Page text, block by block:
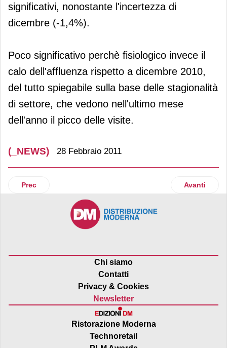
significativi, nonostante l'incertezza di
dicembre (-1,4%).
Poco significativo perchè fisiologico invece il
calo dell'affluenza rispetto a dicembre 2010,
del tutto spiegabile sulla base delle stagionalità
di settore, che vedono nell'ultimo mese
dell'anno il picco delle visite.
(_NEWS) 28 Febbraio 2011
Articolo precedente: Vendite al dettaglio nel 2010 a
Prec Articolo
Avanti
Chi siamo
Contatti
Privacy & Cookies
Newsletter
Ristorazione Moderna
Technoretail